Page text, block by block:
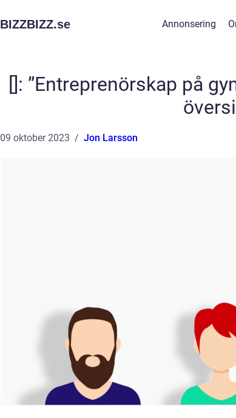
BIZZBIZZ.se Annonsering
[]: ”Entreprenörskap på
09 oktober 2023 Jon Larsson